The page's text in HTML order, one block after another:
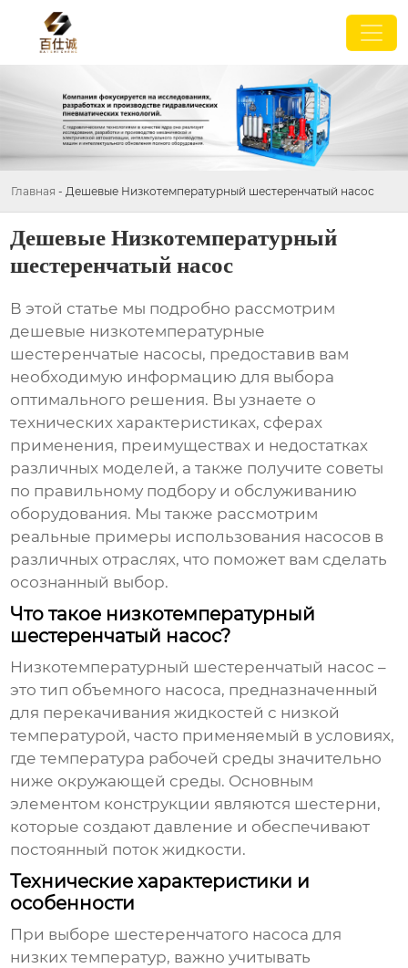
Главная - Дешевые Низкотемпературный шестеренчатый насос
Дешевые Низкотемпературный
шестеренчатый насос
В этой статье мы подробно рассмотрим
дешевые низкотемпературные
шестеренчатые насосы, предоставив вам
необходимую информацию для выбора
оптимального решения. Вы узнаете о
технических характеристиках, сферах
применения, преимуществах и недостатках
различных моделей, а также получите советы
по правильному подбору и обслуживанию
оборудования. Мы также рассмотрим
реальные примеры использования насосов в
различных отраслях, что поможет вам сделать
осознанный выбор.
Что такое низкотемпературный
шестеренчатый насос?
Низкотемпературный шестеренчатый насос –
это тип объемного насоса, предназначенный
для перекачивания жидкостей с низкой
температурой, часто применяемый в условиях,
где температура рабочей среды значительно
ниже окружающей среды. Основным
элементом конструкции являются шестерни,
которые создают давление и обеспечивают
постоянный поток жидкости.
Технические характеристики и
особенности
При выборе шестеренчатого насоса для
низких температур, важно учитывать